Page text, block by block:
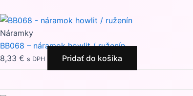
Náramky
BB068 – náramok howlit / ruženín
8,33 € s DPH Pridať do košíka